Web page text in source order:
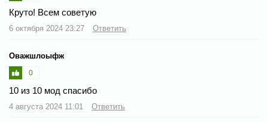
Круто! Всем советую
6 октября 2024 23:27 Ответить
Оважшлоыфж
0
10 из 10 мод спасибо
4 августа 2024 11:01 Ответить